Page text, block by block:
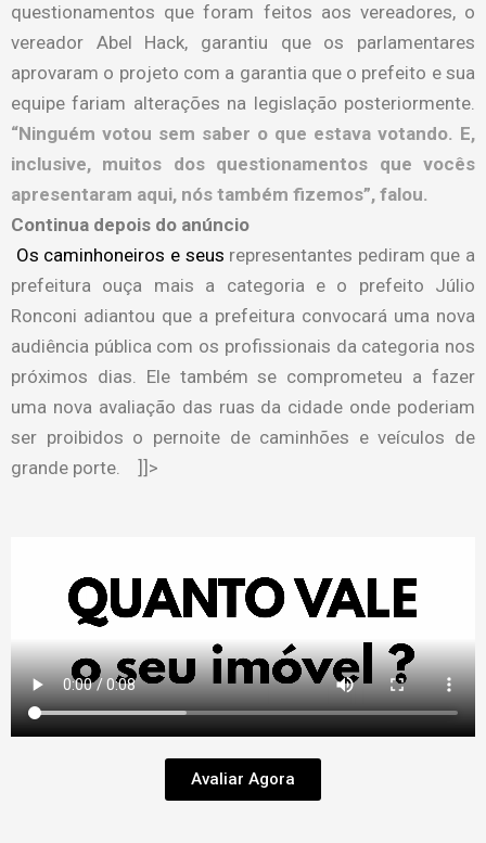
questionamentos que foram feitos aos vereadores, o
vereador Abel Hack, garantiu que os parlamentares
aprovaram o projeto com a garantia que o prefeito e sua
equipe fariam alterações na legislação posteriormente.
“Ninguém votou sem saber o que estava votando. E,
inclusive, muitos dos questionamentos que vocês
apresentaram aqui, nós também fizemos”, falou.
Continua depois do anúncio
Os caminhoneiros e seus representantes pediram que a
prefeitura ouça mais a categoria e o prefeito Júlio
Ronconi adiantou que a prefeitura convocará uma nova
audiência pública com os profissionais da categoria nos
próximos dias. Ele também se comprometeu a fazer
uma nova avaliação das ruas da cidade onde poderiam
ser proibidos o pernoite de caminhões e veículos de
grande porte. ]]>
Avaliar Agora